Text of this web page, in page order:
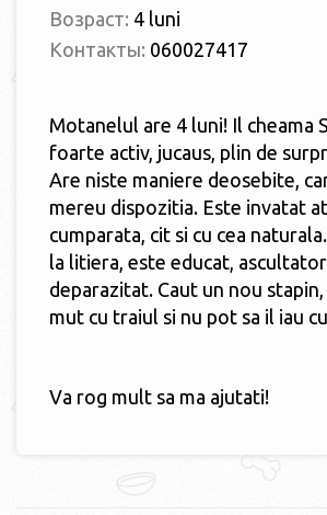
Возраст: 4 luni
Контакты: 060027417
Motanelul are 4 luni! Il cheama
foarte activ, jucaus, plin de
Are niste maniere deosebite,
mereu dispozitia. Este invatat
cumparata, cit si cu cea
la litiera, este educat,
deparazitat. Caut un nou
mut cu traiul si nu pot sa il iau
Va rog mult sa ma ajutati!